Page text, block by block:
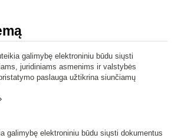
galimybę elektroniniu būdu siųsti
juridiniams asmenims ir valstybės
paslauga užtikrina siunčiamų
galimybę elektroniniu būdu siųsti dokumentus